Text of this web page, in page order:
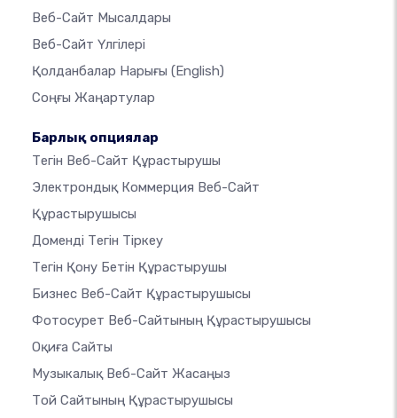
Веб-Сайт Мысалдары
Веб-Сайт Үлгілері
Қолданбалар Нарығы (English)
Соңғы Жаңартулар
Барлық опциялар
Тегін Веб-Сайт Құрастырушы
Электрондық Коммерция Веб-Сайт
Құрастырушысы
Доменді Тегін Тіркеу
Тегін Қону Бетін Құрастырушы
Бизнес Веб-Сайт Құрастырушысы
Фотосурет Веб-Сайтының Құрастырушысы
Оқиға Сайты
Музыкалық Веб-Сайт Жасаңыз
Той Сайтының Құрастырушысы